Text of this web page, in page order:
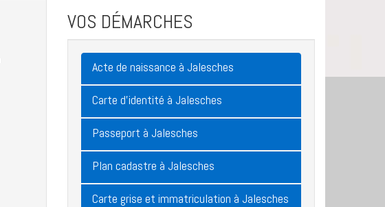
VOS DÉMARCHES
Acte de naissance à Jalesches
Carte d'identité à Jalesches
Passeport à Jalesches
Plan cadastre à Jalesches
Carte grise et immatriculation à Jalesches